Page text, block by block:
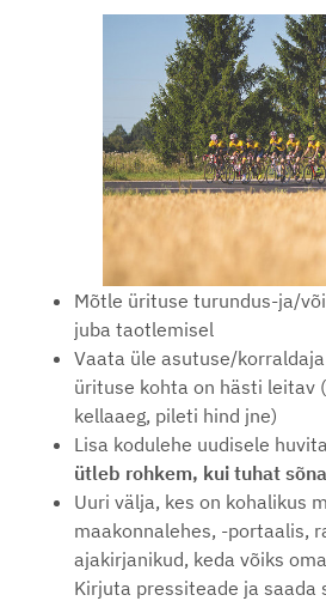
Mõtle ürituse turundus-ja/
juba taotlemisel
Vaata üle asutuse/
ürituse kohta on hästi leitav
kellaaeg, pileti hind jne)
Lisa kodulehe uudisele
ütleb rohkem, kui tuhat sõna
Uuri välja, kes on kohalikus
maakonnalehes, -portaalis,
ajakirjanikud, keda võiks
Kirjuta pressiteade ja saada